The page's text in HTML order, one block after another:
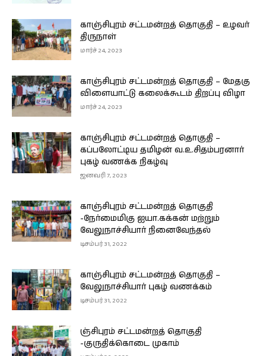
காஞ்சிபுரம் சட்டமன்றத் தொகுதி – உழவர்
திருநாள்
மார்ச் 24, 2023
காஞ்சிபுரம் சட்டமன்றத் தொகுதி – மேதகு
விளையாட்டு கலைக்கூடம் திறப்பு விழா
மார்ச் 24, 2023
காஞ்சிபுரம் சட்டமன்றத் தொகுதி –
கப்பலோட்டிய தமிழன் வ.உ.சிதம்பரனார்
புகழ் வணக்க நிகழ்வு
ஜனவரி 7, 2023
காஞ்சிபுரம் சட்டமன்றத் தொகுதி
-நேர்மைமிகு ஐயா.கக்கன் மற்றும்
வேலுநாச்சியார் நினைவேந்தல்
டிசம்பர் 31, 2022
காஞ்சிபுரம் சட்டமன்றத் தொகுதி –
வேலுநாச்சியார் புகழ் வணக்கம்
டிசம்பர் 31, 2022
ஞ்சிபுரம் சட்டமன்றத் தொகுதி
-குருதிக்கொடை முகாம்